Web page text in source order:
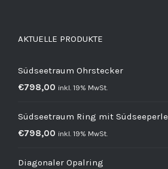
AKTUELLE PRODUKTE
Südseetraum Ohrstecker
€798,00 inkl. 19% MwSt.
Südseetraum Ring mit Südseeperle
€798,00 inkl. 19% MwSt.
Diagonaler Opalring